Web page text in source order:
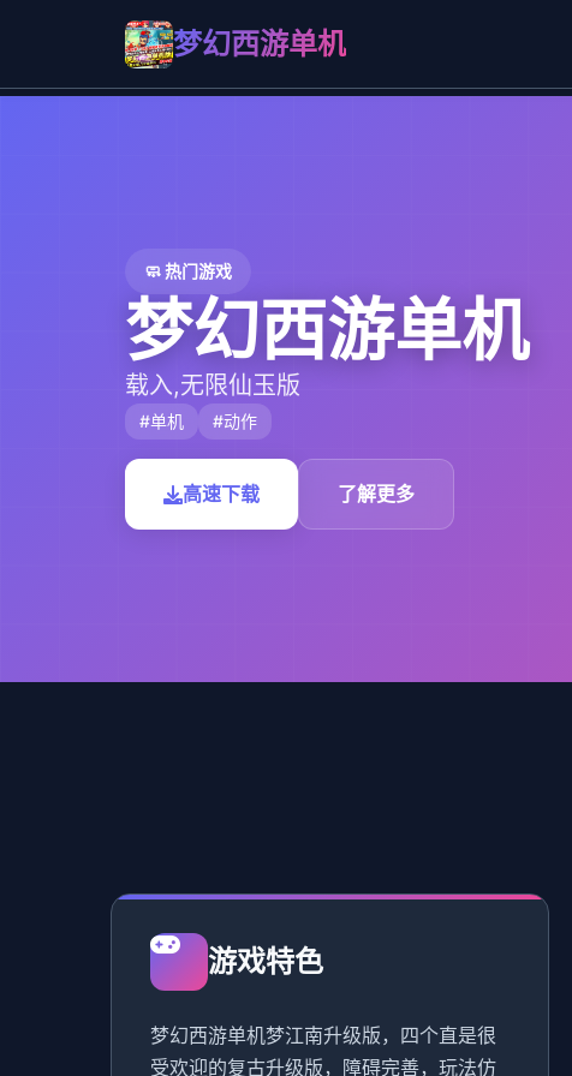
梦幻西游单机
🧼 热门游戏
梦幻西游单机
载入,无限仙玉版
#单机 #动作
高速下载 了解更多
游戏特色
梦幻西游单机梦江南升级版，四个直是很
受欢迎的复古升级版，障碍完善，玩法仿